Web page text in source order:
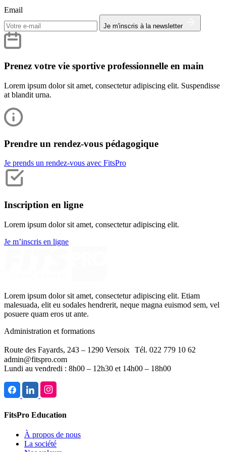
Email
Je m'inscris à la newsletter
Prenez votre vie sportive professionnelle en main
Lorem ipsum dolor sit amet, consectetur adipiscing elit. Suspendisse
at blandit urna.
Prendre un rendez-vous pédagogique
Je prends un rendez-vous avec FitsPro
Inscription en ligne
Lorem ipsum dolor sit amet, consectetur adipiscing elit.
Je m’inscris en ligne
Lorem ipsum dolor sit amet, consectetur adipiscing elit. Etiam
malesuada, elit eu sodales hendrerit, neque magna euismod sem, vel
posuere quam eros ut ante.
Administration et formations
Route des Fayards, 243 – 1290 Versoix Tél. 022 779 10 62
admin@fitspro.com
Lundi au vendredi : 8h00 – 12h30 et 14h00 – 18h00
FitsPro Education
À propos de nous
La société